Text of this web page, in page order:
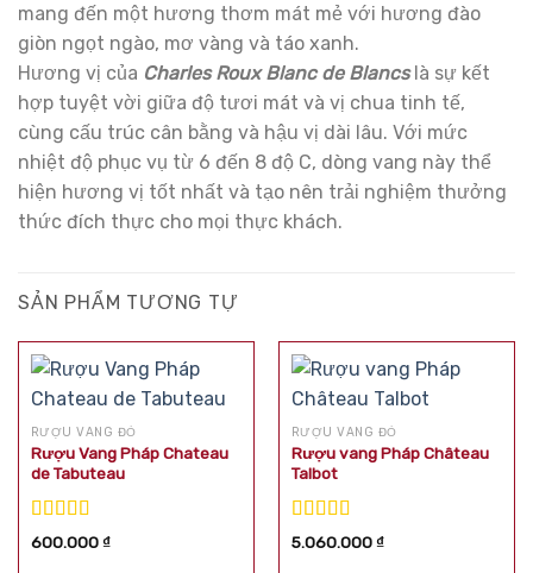
mang đến một hương thơm mát mẻ với hương đào
giòn ngọt ngào, mơ vàng và táo xanh.
Hương vị của Charles Roux Blanc de Blancslà sự kết
hợp tuyệt vời giữa độ tươi mát và vị chua tinh tế,
cùng cấu trúc cân bằng và hậu vị dài lâu. Với mức
nhiệt độ phục vụ từ 6 đến 8 độ C, dòng vang này thể
hiện hương vị tốt nhất và tạo nên trải nghiệm thưởng
thức đích thực cho mọi thực khách.
SẢN PHẨM TƯƠNG TỰ
RƯỢU VANG ĐỎ
Rượu Vang Pháp Chateau
de Tabuteau
Được xếp
600.000₫
RƯỢU VANG ĐỎ
Rượu vang Pháp Château
Talbot
Được xếp
5.060.000₫